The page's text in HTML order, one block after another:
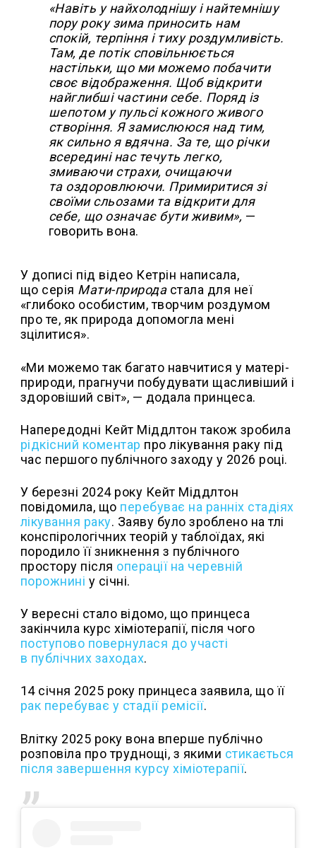
«Навіть у найхолоднішу і найтемнішу
пору року зима приносить нам
спокій, терпіння і тиху роздумливість.
Там, де потік сповільнюється
настільки, що ми можемо побачити
своє відображення. Щоб відкрити
найглибші частини себе. Поряд із
шепотом у пульсі кожного живого
створіння. Я замислююся над тим,
як сильно я вдячна. За те, що річки
всередині нас течуть легко,
змиваючи страхи, очищаючи
та оздоровлюючи. Примиритися зі
своїми сльозами та відкрити для
себе, що означає бути живим», —
говорить вона.
У дописі під відео Кетрін написала,
що серія Мати-природастала для неї
«глибоко особистим, творчим роздумом
про те, як природа допомогла мені
зцілитися».
«Ми можемо так багато навчитися у матері-
природи, прагнучи побудувати щасливіший і
здоровіший світ», — додала принцеса.
Напередодні Кейт Міддлтон також зробила
рідкісний коментар про лікування раку під
час першого публічного заходу у 2026 році.
У березні 2024 року Кейт Міддлтон
повідомила, що перебуває на ранніх стадіях
лікування раку. Заяву було зроблено на тлі
конспірологічних теорій у таблоїдах, які
породило її зникнення з публічного
простору після операції на черевній
порожнині у січні.
У вересні стало відомо, що принцеса
закінчила курс хіміотерапії, після чого
поступово повернулася до участі
в публічних заходах.
14 січня 2025 року принцеса заявила, що її
рак перебуває у стадії ремісії.
Влітку 2025 року вона вперше публічно
розповіла про труднощі, з якими стикається
після завершення курсу хіміотерапії.